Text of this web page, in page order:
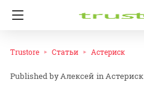
Trustore Статьи Астериск
Алексей inАстериск